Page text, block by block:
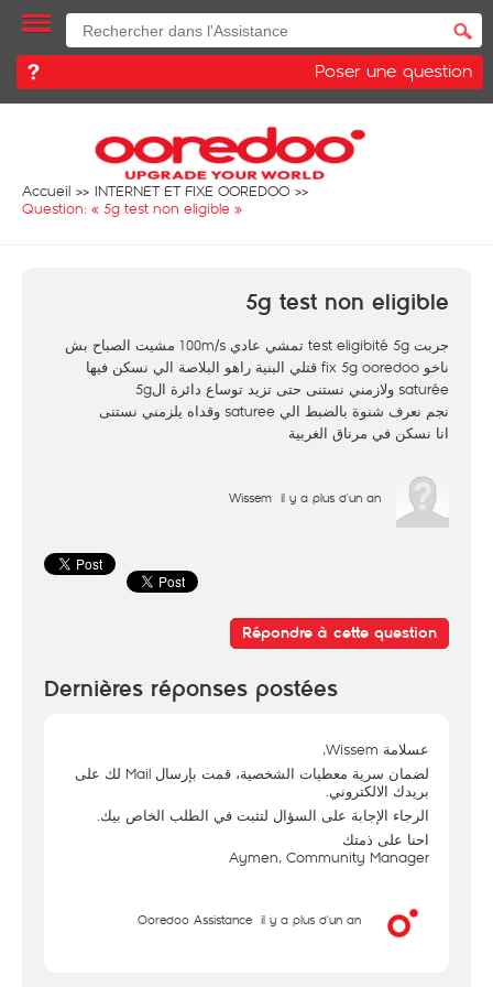
Poser une question
Accueil
INTERNET ET FIXE OOREDOO
Question: « 5g test non eligible »
5g test non eligible
جربت test eligibité 5g تمشي عادي 100m/s مشيت الصباح بش
ناخو fix 5g ooredoo قتلي البنية راهو البلاصة الي نسكن فيها
saturée ولازمني نستنى حتى تزيد توساع دائرة ال5g
نجم نعرف شنوة بالضبط الي saturee وقداه يلزمني نستنى
انا نسكن في مرناق الغربية
Wissem il y a plus d'un an
Répondre à cette question
Dernières réponses postées
عسلامة Wissem,
لضمان سرية معطيات الشخصية، قمت بإرسال Mail لك على
بريدك الالكتروني.
الرجاء الإجابة على السؤال لتثبت في الطلب الخاص بيك.
احنا على ذمتك
Aymen, Community Manager
Ooredoo Assistance il y a plus d'un an